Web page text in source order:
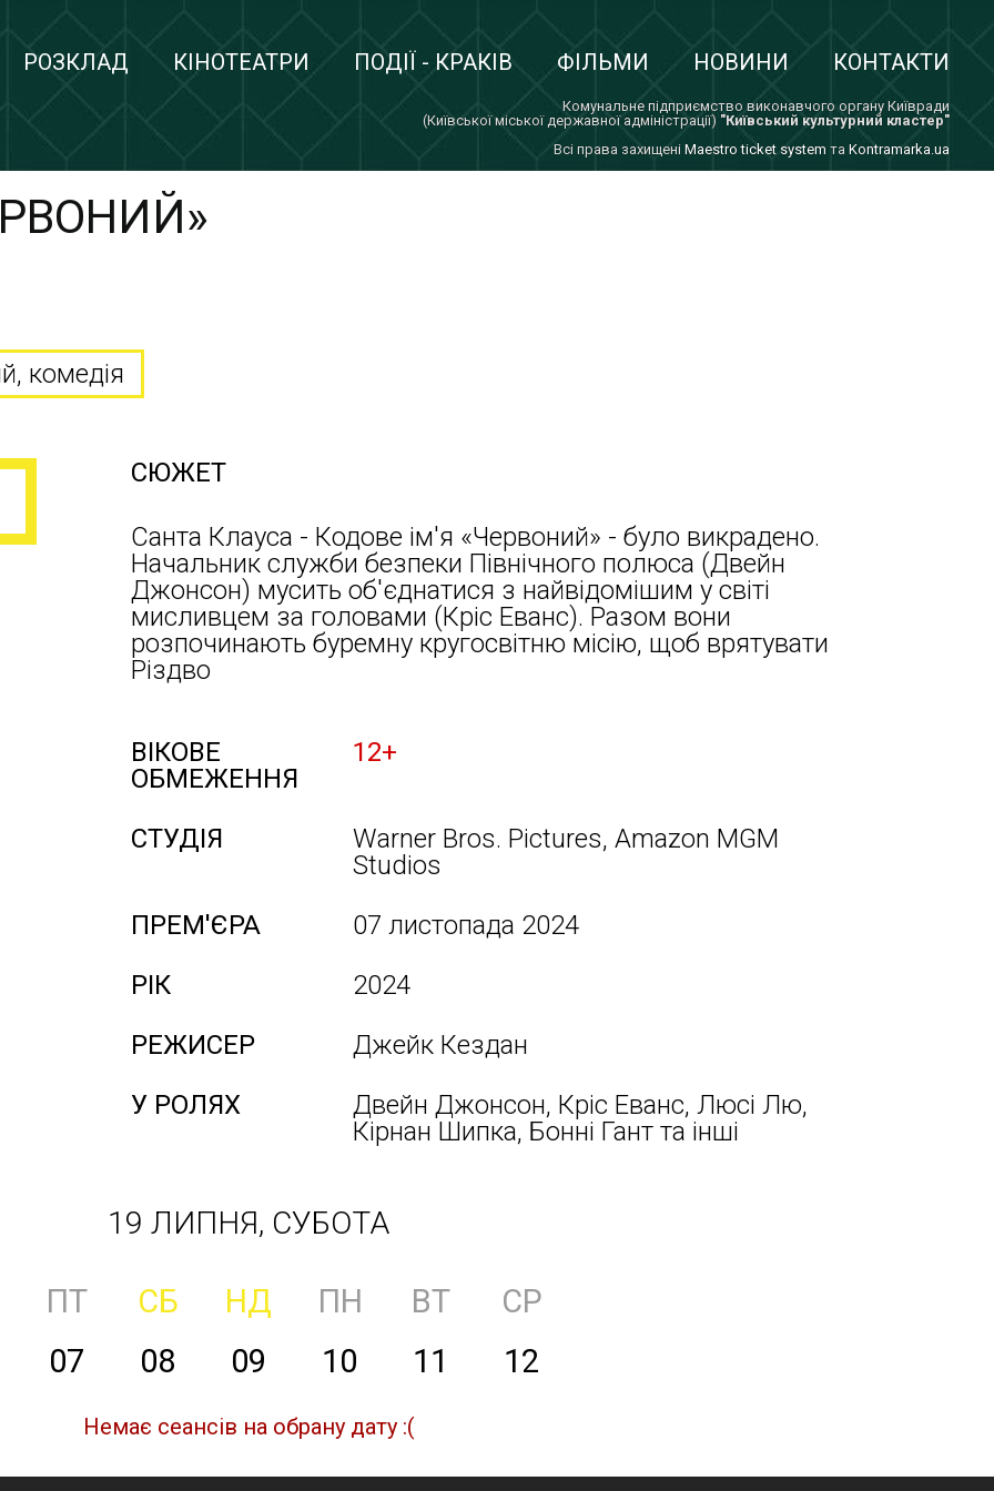
РОЗКЛАД КІНОТЕАТРИ ПОДІЇ - КРАКІВ ФІЛЬМИ НОВИНИ КОНТАКТИ
Комунальне підприємство виконавчого органу Київради
(Київської міської державної адміністрації) "Київський культурний кластер"
Всi права захищенi Maestro ticket system та Kontramarka.ua
комедія
СЮЖЕТ
Санта Клауса - Кодове ім'я «Червоний» - було викрадено.
Начальник служби безпеки Північного полюса (Двейн
Джонсон) мусить об'єднатися з найвідомішим у світі
мисливцем за головами (Кріс Еванс). Разом вони
розпочинають буремну кругосвітню місію, щоб врятувати
Різдво
ВІКОВЕ
ОБМЕЖЕННЯ
12+
СТУДІЯ
Warner Bros. Pictures, Amazon MGM
Studios
ПРЕМ'ЄРА
07 листопада 2024
РІК
2024
РЕЖИСЕР
Джейк Кездан
У РОЛЯХ
Двейн Джонсон, Кріс Еванс, Люсі Лю,
Кірнан Шипка, Бонні Гант та інші
19 ЛИПНЯ, СУБОТА
ПТ СБ НД ПН ВТ
СР
07 08 09 10 11 12
Немає сеансів на обрану дату :(